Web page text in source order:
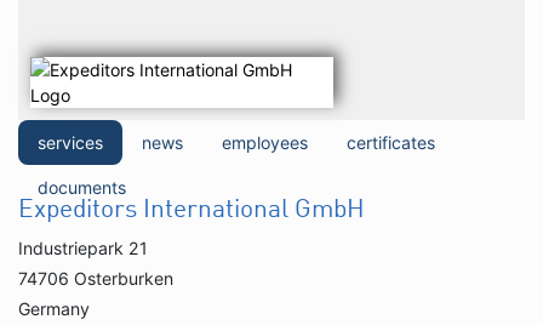
services news employees certificates
documents
Expeditors International GmbH
Industriepark 21
74706 Osterburken
Germany